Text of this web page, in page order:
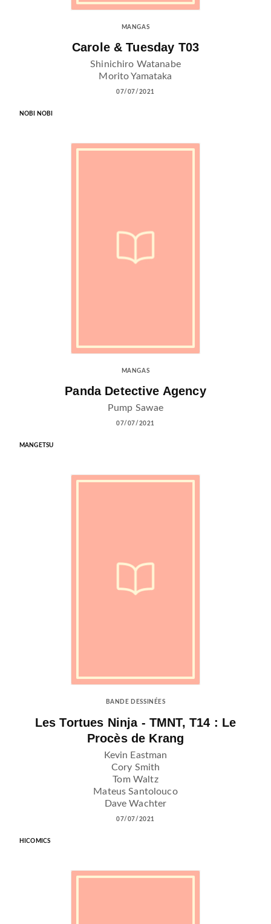
MANGAS
Carole & Tuesday T03
Shinichiro Watanabe
Morito Yamataka
07/07/2021
NOBI NOBI
MANGAS
Panda Detective Agency
Pump Sawae
07/07/2021
MANGETSU
BANDE DESSINÉES
Les Tortues Ninja - TMNT, T14 : Le
Procès de Krang
Kevin Eastman
Cory Smith
Tom Waltz
Mateus Santolouco
Dave Wachter
07/07/2021
HICOMICS